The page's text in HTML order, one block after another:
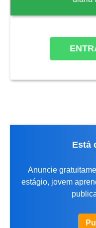
Está
Anuncie
estágio, jovem